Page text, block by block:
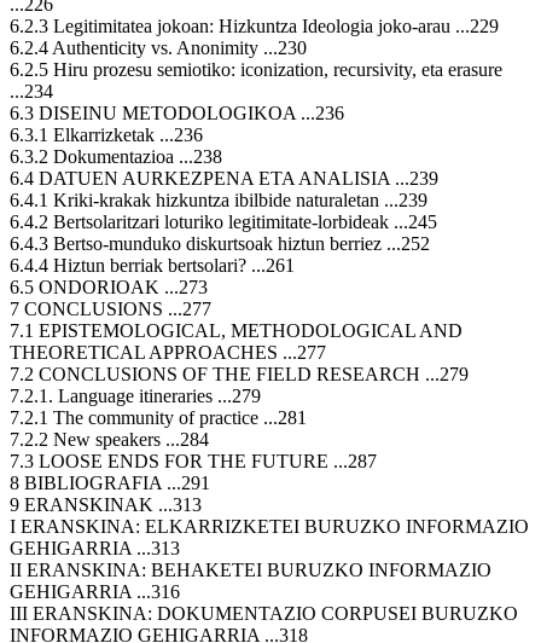
...226
6.2.3 Legitimitatea jokoan: Hizkuntza Ideologia joko-arau ...229
6.2.4 Authenticity vs. Anonimity ...230
6.2.5 Hiru prozesu semiotiko: iconization, recursivity, eta erasure
...234
6.3 DISEINU METODOLOGIKOA ...236
6.3.1 Elkarrizketak ...236
6.3.2 Dokumentazioa ...238
6.4 DATUEN AURKEZPENA ETA ANALISIA ...239
6.4.1 Kriki-krakak hizkuntza ibilbide naturaletan ...239
6.4.2 Bertsolaritzari loturiko legitimitate-lorbideak ...245
6.4.3 Bertso-munduko diskurtsoak hiztun berriez ...252
6.4.4 Hiztun berriak bertsolari? ...261
6.5 ONDORIOAK ...273
7 CONCLUSIONS ...277
7.1 EPISTEMOLOGICAL, METHODOLOGICAL AND
THEORETICAL APPROACHES ...277
7.2 CONCLUSIONS OF THE FIELD RESEARCH ...279
7.2.1. Language itineraries ...279
7.2.1 The community of practice ...281
7.2.2 New speakers ...284
7.3 LOOSE ENDS FOR THE FUTURE ...287
8 BIBLIOGRAFIA ...291
9 ERANSKINAK ...313
I ERANSKINA: ELKARRIZKETEI BURUZKO INFORMAZIO
GEHIGARRIA ...313
II ERANSKINA: BEHAKETEI BURUZKO INFORMAZIO
GEHIGARRIA ...316
III ERANSKINA: DOKUMENTAZIO CORPUSEI BURUZKO
INFORMAZIO GEHIGARRIA ...318